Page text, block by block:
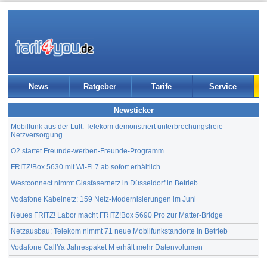
News Ratgeber Tarife Service
Newsticker
Mobilfunk aus der Luft: Telekom demonstriert unterbrechungsfreie
Netzversorgung
O2 startet Freunde-werben-Freunde-Programm
FRITZ!Box 5630 mit Wi-Fi 7 ab sofort erhältlich
Westconnect nimmt Glasfasernetz in Düsseldorf in Betrieb
Vodafone Kabelnetz: 159 Netz-Modernisierungen im Juni
Neues FRITZ! Labor macht FRITZ!Box 5690 Pro zur Matter-Bridge
Netzausbau: Telekom nimmt 71 neue Mobilfunkstandorte in Betrieb
Vodafone CallYa Jahrespaket M erhält mehr Datenvolumen